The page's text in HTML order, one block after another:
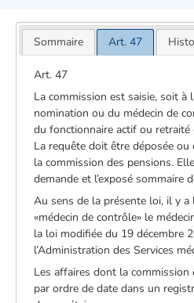
Sommaire Art. 47
Art. 47
La commission est saisie, soit à
nomination ou du médecin de
du fonctionnaire actif ou
La requête doit être déposée ou
la commission des pensions.
demande et l’exposé sommaire
Au sens de la présente loi, il y a
«médecin de contrôle» le
la loi modifiée du 19 décembre
l’Administration des Services
Les affaires dont la commission
par ordre de date dans un